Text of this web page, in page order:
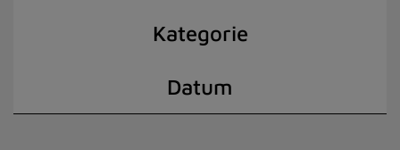
Kategorie
Datum